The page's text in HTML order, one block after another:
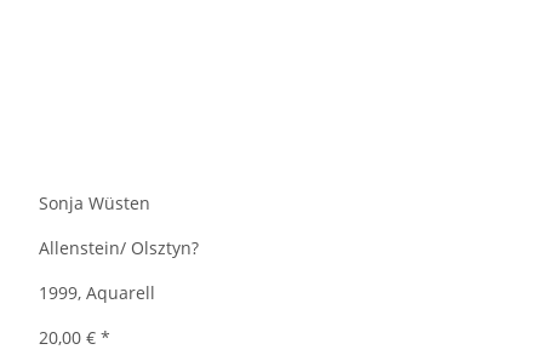
Sonja Wüsten
Allenstein/ Olsztyn?
1999, Aquarell
20,00 € *